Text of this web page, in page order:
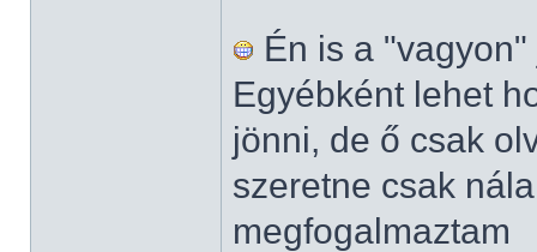
Én is a
Egyébként lehet
jönni, de ő csak
szeretne csak
megfogalmaztam